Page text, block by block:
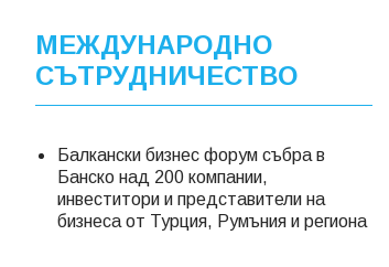
МЕЖДУНАРОДНО
СЪТРУДНИЧЕСТВО
Балкански бизнес форум събра в
Банско над 200 компании,
инвеститори и представители на
бизнеса от Турция, Румъния и региона